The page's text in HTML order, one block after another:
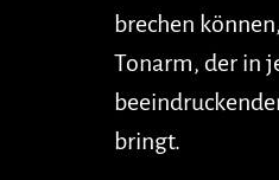
brechen
Tonarm, der in
bringt.